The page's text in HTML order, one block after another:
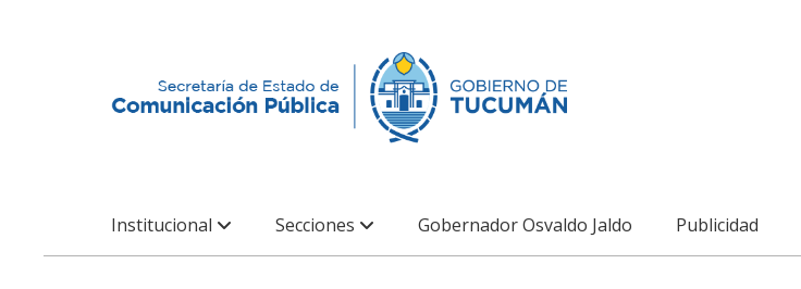
Institucional Secciones Gobernador Osvaldo Jaldo Publicidad